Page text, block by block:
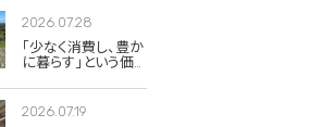
2026.07.28
「少なく消費し、豊か
に暮らす」という価
スウェーデンに惹か
れる理由
2026.07.19